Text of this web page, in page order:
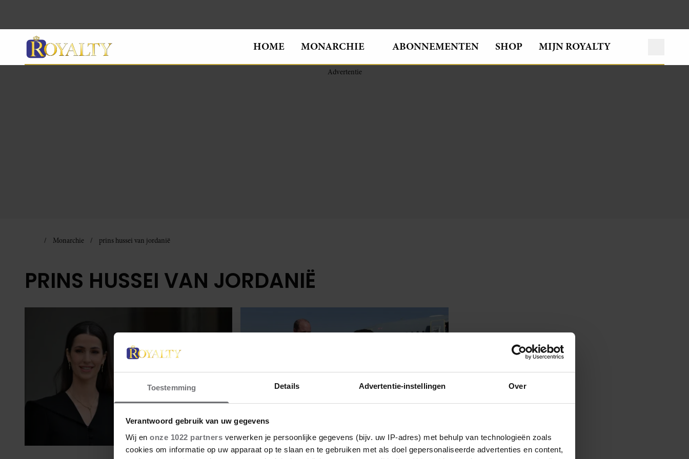
Toestemming Details Advertentie-instellingen Over
Verantwoord gebruik van uw gegevens
Wij en onze 1022 partners verwerken je persoonlijke gegevens (bijv. uw IP-adres) met behulp van technologieën zoals
cookies om informatie op uw apparaat op te slaan en te gebruiken met als doel gepersonaliseerde advertenties en content,
HOME MONARCHIE ABONNEMENTEN SHOP MIJN ROYALTY
Monarchie prins hussei van jordanië
PRINS HUSSEI VAN JORDANIË